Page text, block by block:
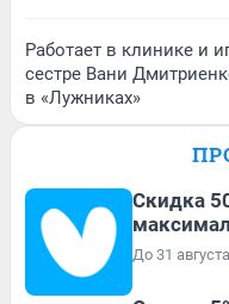
Работает в клинике и
сестре Вани
в «Лужниках»
Скидка
До 31